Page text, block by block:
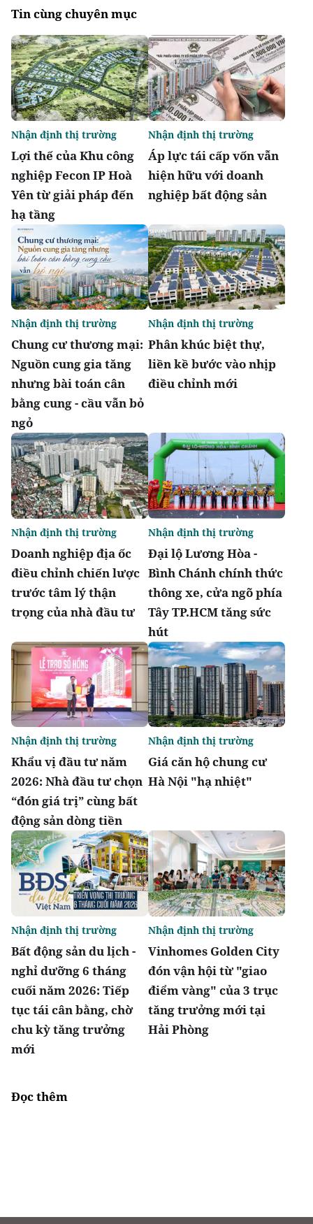
Tin cùng chuyên mục
Lợi thế của Khu công
nghiệp Fecon IP Hoà
Yên từ giải pháp đến
hạ tầng
Nhận định thị trường
Áp lực tái cấp vốn vẫn
hiện hữu với doanh
nghiệp bất động sản
Nhận định thị trường
Chung cư thương mại:
Nguồn cung gia tăng
nhưng bài toán cân
bằng cung - cầu vẫn bỏ
ngỏ
Nhận định thị trường
Phân khúc biệt thự,
liền kề bước vào nhịp
điều chỉnh mới
Nhận định thị trường
Doanh nghiệp địa ốc
điều chỉnh chiến lược
trước tâm lý thận
trọng của nhà đầu tư
Nhận định thị trường
Đại lộ Lương Hòa -
Bình Chánh chính thức
thông xe, cửa ngõ phía
Tây TP.HCM tăng sức
hút
Nhận định thị trường
Khẩu vị đầu tư năm
2026: Nhà đầu tư chọn
“đón giá trị” cùng bất
động sản dòng tiền
Nhận định thị trường
Giá căn hộ chung cư
Hà Nội "hạ nhiệt"
Nhận định thị trường
Bất động sản du lịch -
nghỉ dưỡng 6 tháng
cuối năm 2026: Tiếp
tục tái cân bằng, chờ
chu kỳ tăng trưởng
mới
Nhận định thị trường
Vinhomes Golden City
đón vận hội từ "giao
điểm vàng" của 3 trục
tăng trưởng mới tại
Hải Phòng
Nhận định thị trường
Đọc thêm